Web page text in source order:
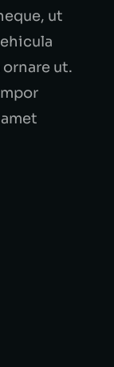
ut
ut.